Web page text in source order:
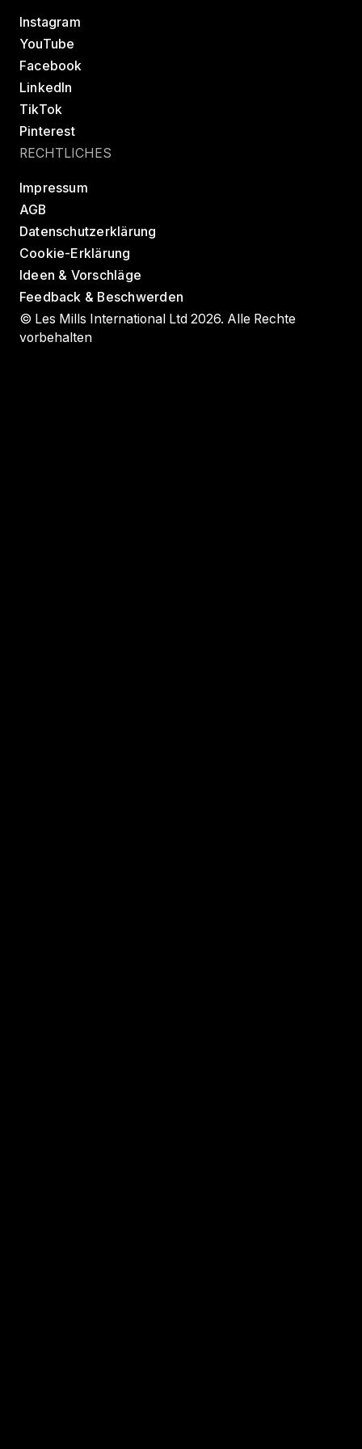
Instagram
YouTube
Facebook
LinkedIn
TikTok
Pinterest
RECHTLICHES
Impressum
AGB
Datenschutzerklärung
Cookie-Erklärung
Ideen & Vorschläge
Feedback & Beschwerden
© Les Mills International Ltd 2026. Alle Rechte
vorbehalten